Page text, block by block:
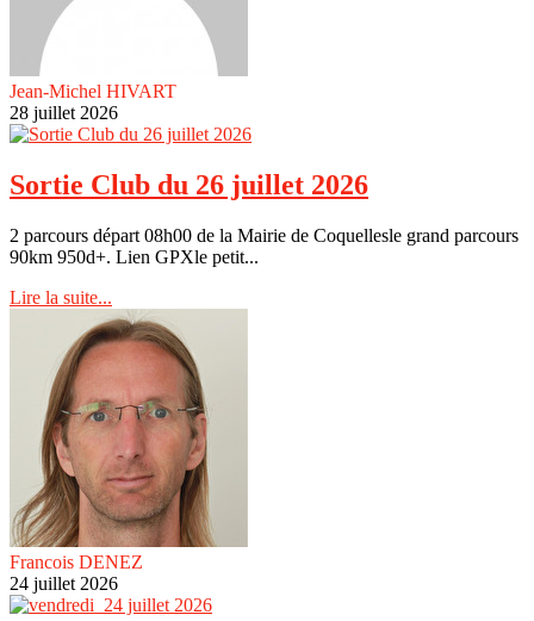
Jean-Michel HIVART
28 juillet 2026
Sortie Club du 26 juillet 2026
2 parcours départ 08h00 de la Mairie de Coquellesle grand parcours
90km 950d+. Lien GPXle petit...
Lire la suite...
Francois DENEZ
24 juillet 2026